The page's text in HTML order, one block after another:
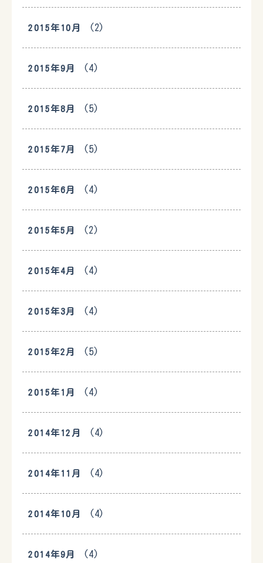
2015年10月 (2)
2015年9月 (4)
2015年8月 (5)
2015年7月 (5)
2015年6月 (4)
2015年5月 (2)
2015年4月 (4)
2015年3月 (4)
2015年2月 (5)
2015年1月 (4)
2014年12月 (4)
2014年11月 (4)
2014年10月 (4)
2014年9月 (4)